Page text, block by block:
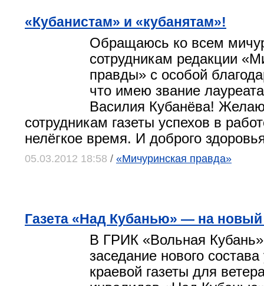
«Кубанистам» и «кубанятам»!
Обращаюсь ко всем
сотрудникам редакции
правды» с особой
что имею звание
Василия Кубанёва!
сотрудникам газеты успехов в
нелёгкое время. И доброго
05.03.2012 18:58 / «Мичуринская правда»
Газета «Над Кубанью» — на
В ГРИК «Вольная
заседание нового
краевой газеты для